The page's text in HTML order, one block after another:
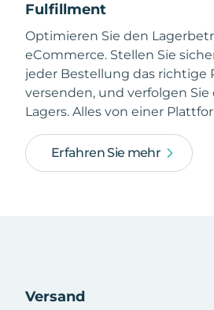
Fulfillment
Optimieren Sie den
eCommerce. Stellen Sie
jeder Bestellung das richtige
versenden, und verfolgen Sie
Lagers. Alles von einer
Erfahren Sie mehr
Versand